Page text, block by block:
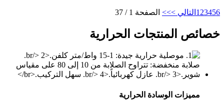
1 23456 التالي >>> الصفحة 1 / 37
خصائص المنتجات الحرارية
مميزات الوسادة الحرارية